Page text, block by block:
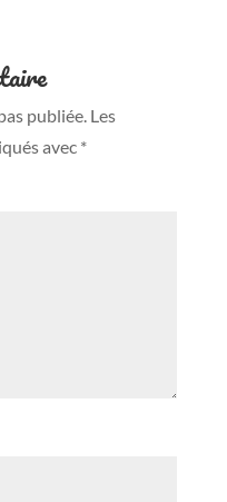
publiée. Les
avec *